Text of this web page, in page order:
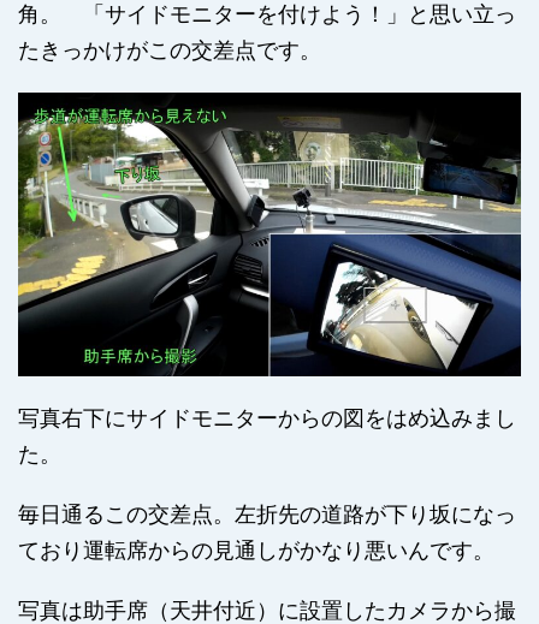
角。 「サイドモニターを付けよう！」と思い立っ
たきっかけがこの交差点です。
写真右下にサイドモニターからの図をはめ込みまし
た。
毎日通るこの交差点。左折先の道路が下り坂になっ
ており運転席からの見通しがかなり悪いんです。
写真は助手席（天井付近）に設置したカメラから撮